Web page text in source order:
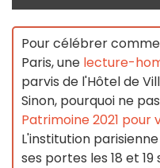
Pour célébrer
Paris, une lecture-
parvis de l'Hôtel de
Sinon, pourquoi ne
Patrimoine 2021 pour
L'institution
ses portes les 18 et